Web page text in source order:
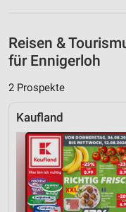
Reisen &
für Ennigerloh
2 Prospekte
Kaufland
Verwendung genauer
Geräte anhand von
Informationen
Performance
Funktional